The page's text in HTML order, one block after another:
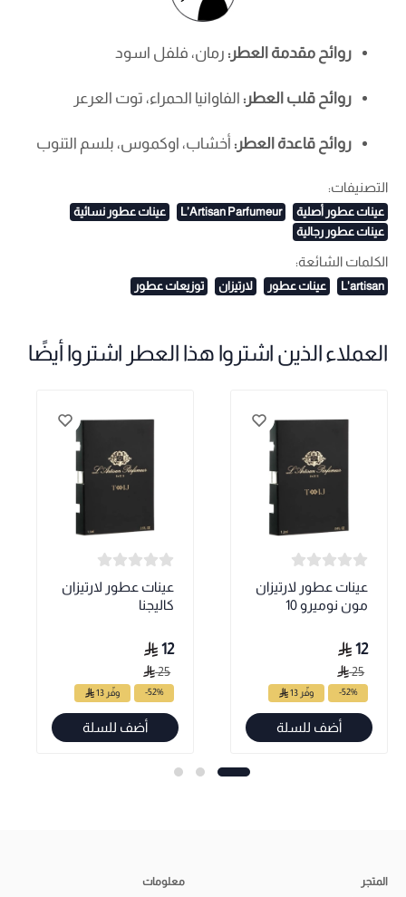
روائح مقدمة العطر: رمان، فلفل اسود
روائح قلب العطر: الفاوانيا الحمراء، توت العرعر
روائح قاعدة العطر: أخشاب، اوكموس، بلسم التنوب
التصنيفات:
عينات عطور أصلية L’Artisan Parfumeur
عينات عطور نسائية
عينات عطور رجالية
الكلمات الشائعة:
L'artisan عينات عطور لارتيزان توزيعات عطور
العملاء الذين اشتروا هذا العطر اشتروا أيضًا
عينات عطور لارتيزان
مون نوميرو 10
12
25
-52% وفّر 13
أضف للسلة
عينات عطور لارتيزان
كاليجنا
12
25
-52% وفّر 13
أضف للسلة
المتجر معلومات